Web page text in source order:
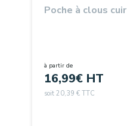
Poche à clous cuir
à partir de
16,99€ HT
soit 20,39 € TTC